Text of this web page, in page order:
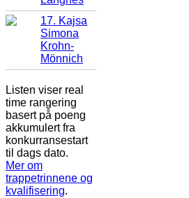
17. Kajsa
Simona
Krohn-
Mönnich
Listen viser real
time rangering
basert på poeng
akkumulert fra
konkurransestart
til dags dato.
Mer om
trappetrinnene og
kvalifisering.